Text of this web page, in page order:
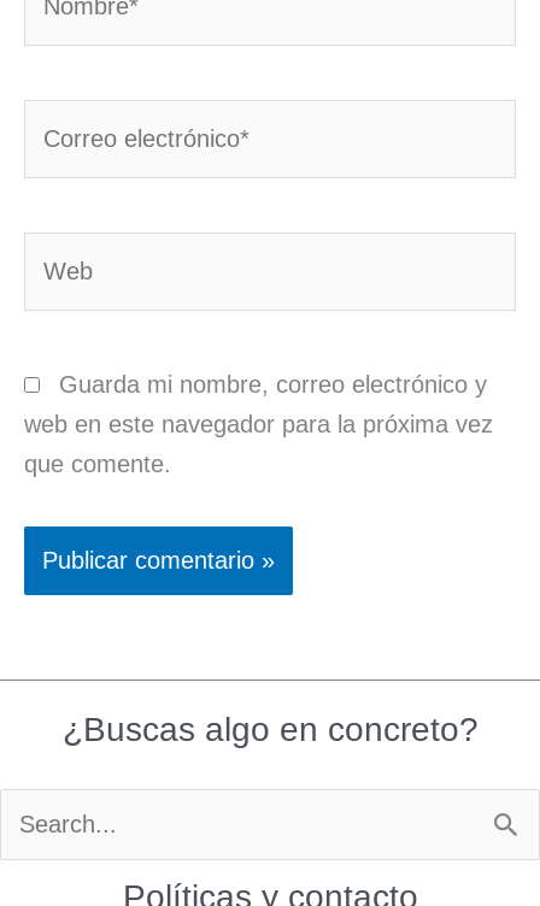
Guarda mi nombre, correo electrónico y
web en este navegador para la próxima vez
que comente.
¿Buscas algo en concreto?
Políticas y contacto